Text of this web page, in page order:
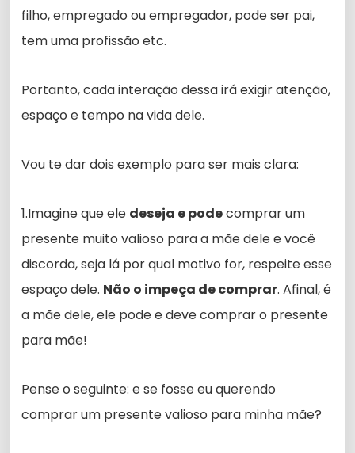
filho, empregado ou empregador, pode ser pai,
tem uma profissão etc.
Portanto, cada interação dessa irá exigir atenção,
espaço e tempo na vida dele.
Vou te dar dois exemplo para ser mais clara:
1.Imagine que ele deseja e podecomprar um
presente muito valioso para a mãe dele e você
discorda, seja lá por qual motivo for, respeite esse
espaço dele. Não o impeça de comprar. Afinal, é
a mãe dele, ele pode e deve comprar o presente
para mãe!
Pense o seguinte: e se fosse eu querendo
comprar um presente valioso para minha mãe?